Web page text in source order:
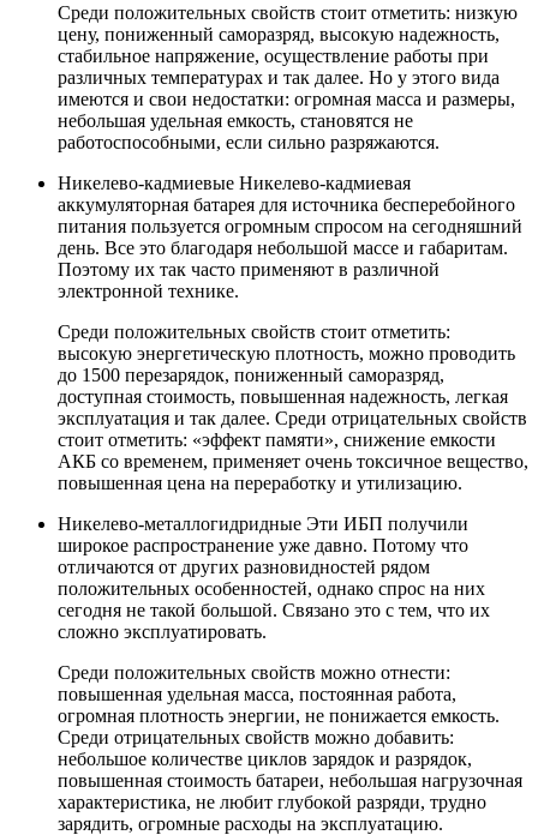
Среди положительных свойств стоит отметить: низкую
цену, пониженный саморазряд, высокую надежность,
стабильное напряжение, осуществление работы при
различных температурах и так далее. Но у этого вида
имеются и свои недостатки: огромная масса и размеры,
небольшая удельная емкость, становятся не
работоспособными, если сильно разряжаются.
Никелево-кадмиевые Никелево-кадмиевая
аккумуляторная батарея для источника бесперебойного
питания пользуется огромным спросом на сегодняшний
день. Все это благодаря небольшой массе и габаритам.
Поэтому их так часто применяют в различной
электронной технике.
Среди положительных свойств стоит отметить:
высокую энергетическую плотность, можно проводить
до 1500 перезарядок, пониженный саморазряд,
доступная стоимость, повышенная надежность, легкая
эксплуатация и так далее. Среди отрицательных свойств
стоит отметить: «эффект памяти», снижение емкости
АКБ со временем, применяет очень токсичное вещество,
повышенная цена на переработку и утилизацию.
Никелево-металлогидридные Эти ИБП получили
широкое распространение уже давно. Потому что
отличаются от других разновидностей рядом
положительных особенностей, однако спрос на них
сегодня не такой большой. Связано это с тем, что их
сложно эксплуатировать.
Среди положительных свойств можно отнести:
повышенная удельная масса, постоянная работа,
огромная плотность энергии, не понижается емкость.
Среди отрицательных свойств можно добавить:
небольшое количестве циклов зарядок и разрядок,
повышенная стоимость батареи, небольшая нагрузочная
характеристика, не любит глубокой разряди, трудно
зарядить, огромные расходы на эксплуатацию.